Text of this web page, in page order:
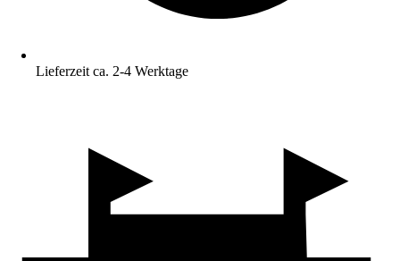
Lieferzeit ca. 2-4 Werktage